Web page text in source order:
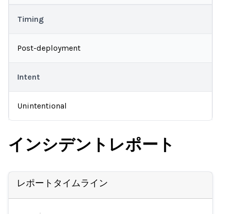
Timing
Post-deployment
Intent
Unintentional
インシデントレポート
レポートタイムライン